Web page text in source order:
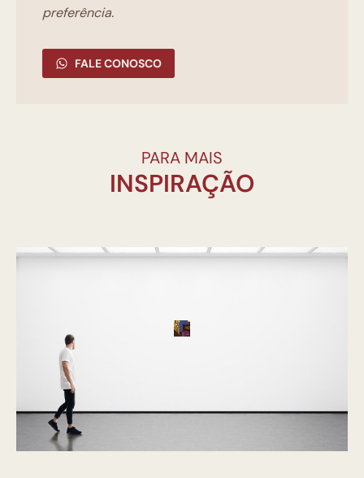
preferência.
FALE CONOSCO
PARA MAIS
INSPIRAÇÃO